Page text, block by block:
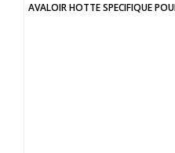
AVALOIR HOTTE SPECIFIQUE